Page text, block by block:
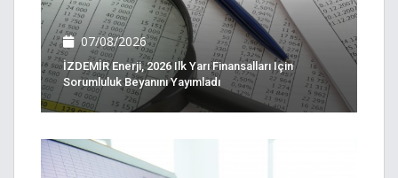
07/08/2026
İZDEMİR Enerji, 2026 Ilk Yarı Finansalları Için
Sorumluluk Beyanını Yayımladı